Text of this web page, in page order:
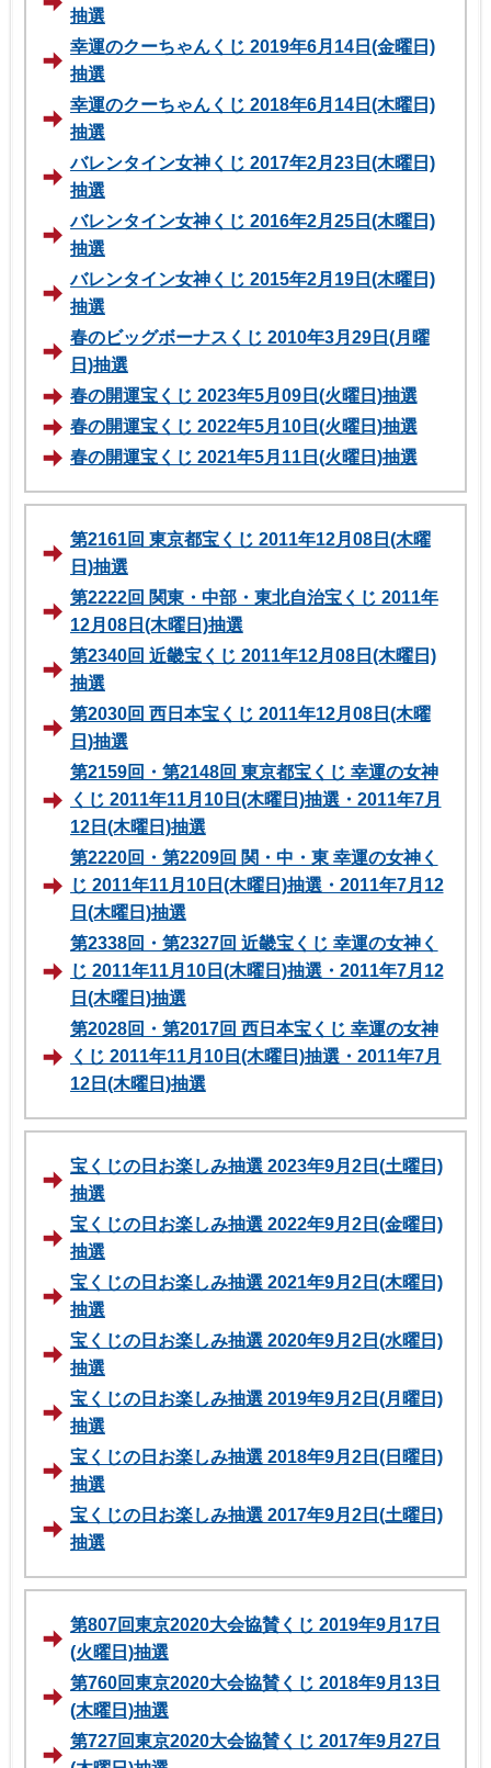
抽選
幸運のクーちゃんくじ 2019年6月14日(金曜日)
抽選
幸運のクーちゃんくじ 2018年6月14日(木曜日)
抽選
バレンタイン女神くじ 2017年2月23日(木曜日)
抽選
バレンタイン女神くじ 2016年2月25日(木曜日)
抽選
バレンタイン女神くじ 2015年2月19日(木曜日)
抽選
春のビッグボーナスくじ 2010年3月29日(月曜
日)抽選
春の開運宝くじ 2023年5月09日(火曜日)抽選
春の開運宝くじ 2022年5月10日(火曜日)抽選
春の開運宝くじ 2021年5月11日(火曜日)抽選
第2161回 東京都宝くじ 2011年12月08日(木曜
日)抽選
第2222回 関東・中部・東北自治宝くじ 2011年
12月08日(木曜日)抽選
第2340回 近畿宝くじ 2011年12月08日(木曜日)
抽選
第2030回 西日本宝くじ 2011年12月08日(木曜
日)抽選
第2159回・第2148回 東京都宝くじ 幸運の女神
くじ 2011年11月10日(木曜日)抽選・2011年7月
12日(木曜日)抽選
第2220回・第2209回 関・中・東 幸運の女神く
じ 2011年11月10日(木曜日)抽選・2011年7月12
日(木曜日)抽選
第2338回・第2327回 近畿宝くじ 幸運の女神く
じ 2011年11月10日(木曜日)抽選・2011年7月12
日(木曜日)抽選
第2028回・第2017回 西日本宝くじ 幸運の女神
くじ 2011年11月10日(木曜日)抽選・2011年7月
12日(木曜日)抽選
宝くじの日お楽しみ抽選 2023年9月2日(土曜日)
抽選
宝くじの日お楽しみ抽選 2022年9月2日(金曜日)
抽選
宝くじの日お楽しみ抽選 2021年9月2日(木曜日)
抽選
宝くじの日お楽しみ抽選 2020年9月2日(水曜日)
抽選
宝くじの日お楽しみ抽選 2019年9月2日(月曜日)
抽選
宝くじの日お楽しみ抽選 2018年9月2日(日曜日)
抽選
宝くじの日お楽しみ抽選 2017年9月2日(土曜日)
抽選
第807回東京2020大会協賛くじ 2019年9月17日
(火曜日)抽選
第760回東京2020大会協賛くじ 2018年9月13日
(木曜日)抽選
第727回東京2020大会協賛くじ 2017年9月27日